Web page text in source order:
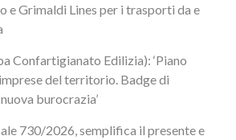
e Grimaldi Lines per i trasporti da e
Confartigianato Edilizia): ‘Piano
del territorio. Badge di
burocrazia’
730/2026, semplifica il presente e